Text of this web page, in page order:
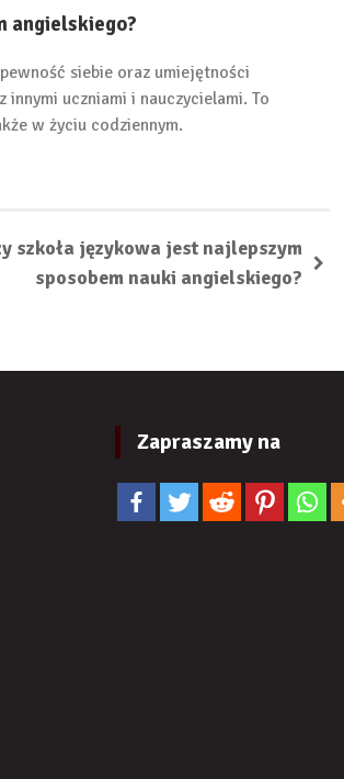
angielskiego?
siebie oraz umiejętności
uczniami i nauczycielami. To
w życiu codziennym.
szkoła językowa jest najlepszym
sposobem nauki angielskiego?
Zapraszamy na